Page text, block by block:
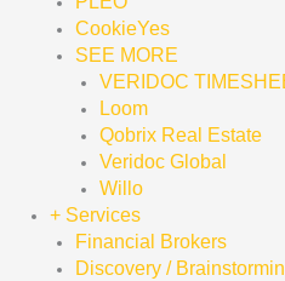
CookieYes
SEE MORE
VERIDOC
Loom
Qobrix Real Estate
Veridoc Global
Willo
+ Services
Financial Brokers
Discovery /